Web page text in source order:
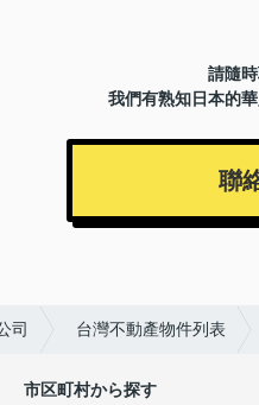
請隨
我們有熟知日本的
聯
司 台灣不動產物件列表
市区町村から探す